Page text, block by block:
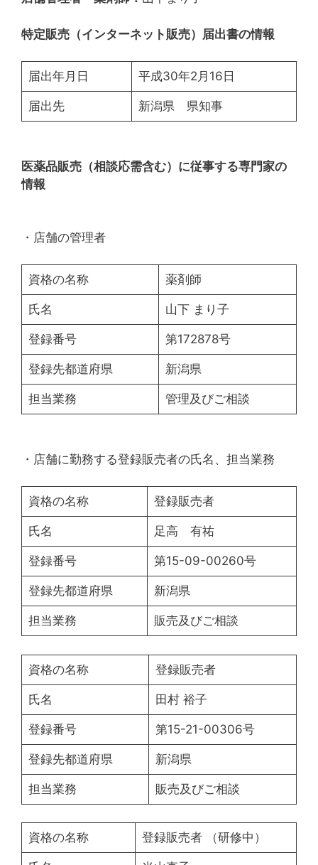
特定販売（インターネット販売）届出書の情報
届出年月日 平成30年2月16日
届出先 新潟県 県知事
医薬品販売（相談応需含む）に従事する専門家の
情報
・店舗の管理者
資格の名称 薬剤師
氏名 山下 まり子
登録番号 第172878号
登録先都道府県 新潟県
担当業務 管理及びご相談
・店舗に勤務する登録販売者の氏名、担当業務
資格の名称 登録販売者
氏名 足高 有祐
登録番号 第15-09-00260号
登録先都道府県 新潟県
担当業務 販売及びご相談
資格の名称 登録販売者
氏名 田村 裕子
登録番号 第15-21-00306号
登録先都道府県 新潟県
担当業務 販売及びご相談
資格の名称 登録販売者 （研修中）